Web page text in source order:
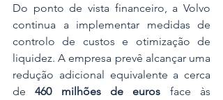
Do ponto de vista financeiro, a Volvo
continua a implementar medidas de
controlo de custos e otimização de
liquidez. A empresa prevê alcançar uma
redução adicional equivalente a cerca
de 460 milhões de euros face às